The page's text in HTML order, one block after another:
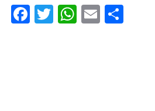
Facebook
Twitter
WhatsApp
Email